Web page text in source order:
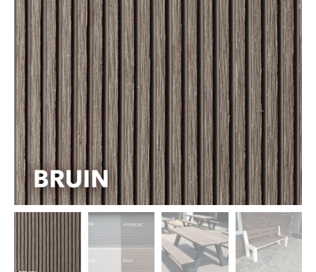
Dierenverblijven
Gaas&Beugels
Diversen
Sale